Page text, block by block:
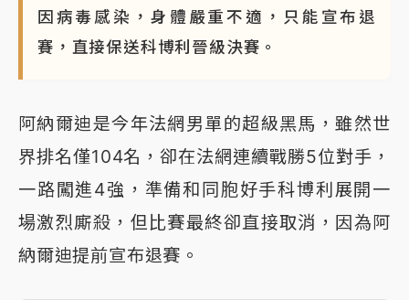
因病毒感染，身體嚴重不適，只能宣布退
賽，直接保送科博利晉級決賽。
阿納爾迪是今年法網男單的超級黑馬，雖然世
界排名僅104名，卻在法網連續戰勝5位對手，
一路闖進4強，準備和同胞好手科博利展開一
場激烈廝殺，但比賽最終卻直接取消，因為阿
納爾迪提前宣布退賽。